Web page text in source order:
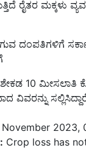
10 ಮೀಸಲಾತಿ
ವಿವರನ್ನು
Crop loss has